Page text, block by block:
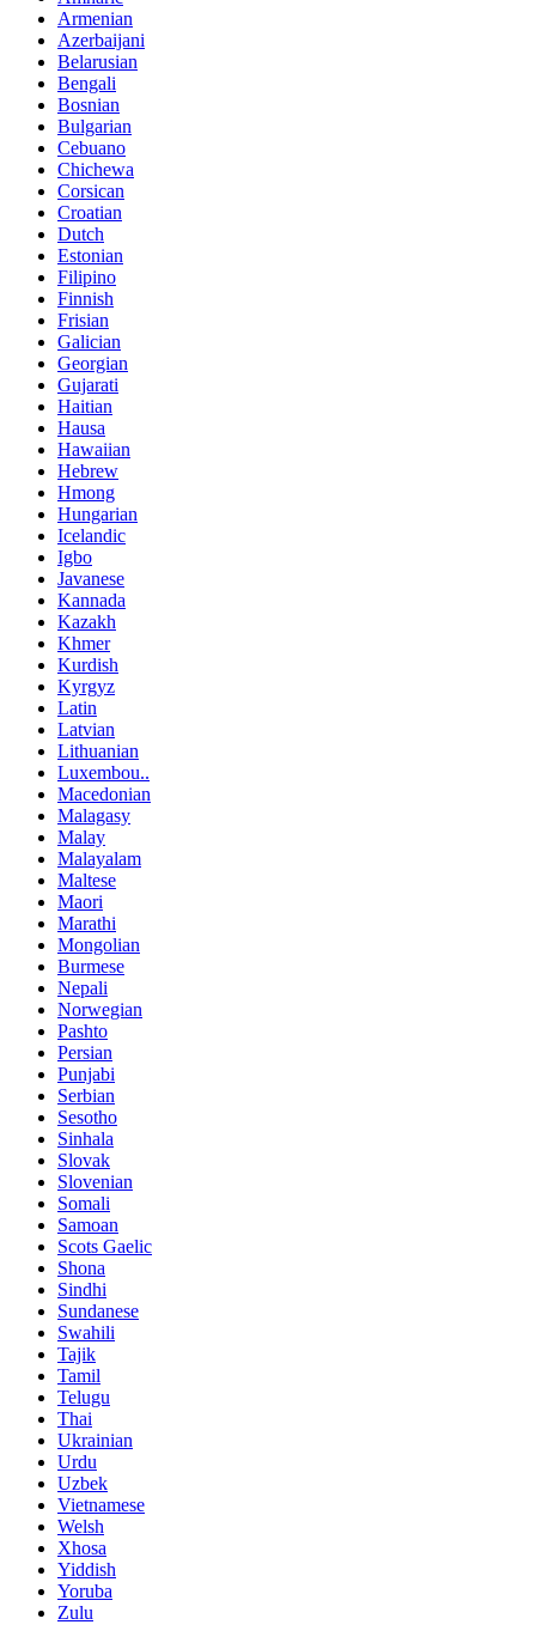
Armenian
Azerbaijani
Belarusian
Bengali
Bosnian
Bulgarian
Cebuano
Chichewa
Corsican
Croatian
Dutch
Estonian
Filipino
Finnish
Frisian
Galician
Georgian
Gujarati
Haitian
Hausa
Hawaiian
Hebrew
Hmong
Hungarian
Icelandic
Igbo
Javanese
Kannada
Kazakh
Khmer
Kurdish
Kyrgyz
Latin
Latvian
Lithuanian
Luxembou..
Macedonian
Malagasy
Malay
Malayalam
Maltese
Maori
Marathi
Mongolian
Burmese
Nepali
Norwegian
Pashto
Persian
Punjabi
Serbian
Sesotho
Sinhala
Slovak
Slovenian
Somali
Samoan
Scots Gaelic
Shona
Sindhi
Sundanese
Swahili
Tajik
Tamil
Telugu
Thai
Ukrainian
Urdu
Uzbek
Vietnamese
Welsh
Xhosa
Yiddish
Yoruba
Zulu